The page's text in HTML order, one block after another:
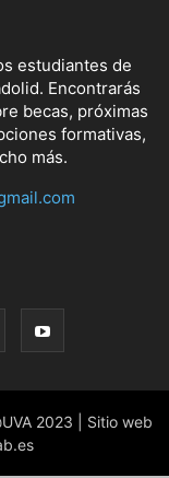
estudiantes de
Encontrarás
becas, próximas
formativas,
más.
2023 | Sitio web